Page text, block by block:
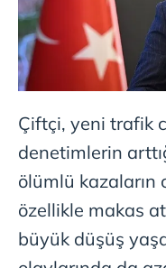
Çiftçi, yeni trafik
denetimlerin
ölümlü kazaların
özellikle makas
büyük düşüş